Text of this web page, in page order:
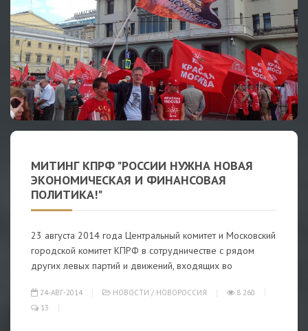
МИТИНГ КПРФ "РОССИИ НУЖНА НОВАЯ
ЭКОНОМИЧЕСКАЯ И ФИНАНСОВАЯ
ПОЛИТИКА!"
23 августа 2014 года Центральный комитет и Московский
городской комитет КПРФ в сотрудничестве с рядом
других левых партий и движений, входящих во
24-АВГ-2014 НОВОСТИ / НОВОРОССИЯ
8 260
13